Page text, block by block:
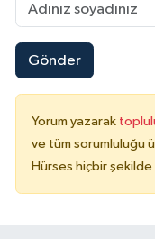
Gönder
Yorum yazarak
ve tüm sorumluluğu
Hürses hiçbir